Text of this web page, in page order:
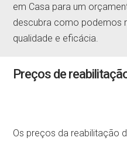
em Casa para um
descubra como podemos
qualidade e eficácia.
Preços de
Os preços da reabilitação